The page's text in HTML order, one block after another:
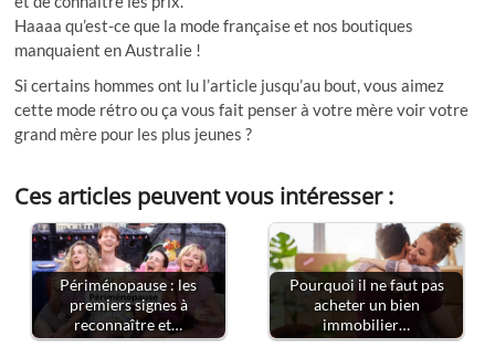
Haaaa qu’est-ce que la mode française et nos boutiques
manquaient en Australie !
Si certains hommes ont lu l’article jusqu’au bout, vous aimez
cette mode rétro ou ça vous fait penser à votre mère voir votre
grand mère pour les plus jeunes ?
Ces articles peuvent vous intéresser :
Périménopause : les
premiers signes à
reconnaître et…
Pourquoi il ne faut pas
acheter un bien
immobilier…